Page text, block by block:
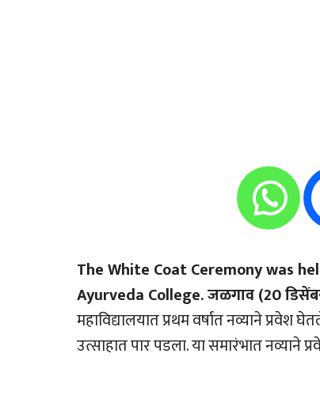
The White Coat Ceremony was
Ayurveda College. जळगाव (20
महाविद्यालयात प्रथम वर्षात नव्याने प्रवेश
उत्साहात पार पडला. या समारंभात नव्याने